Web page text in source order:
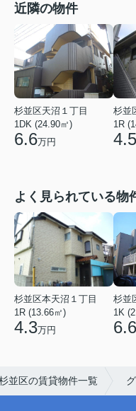
近隣の物件
杉並区天沼１丁目
1DK (24.90㎡)
6.6万円
杉並
1R
4.5
よく見られている物
杉並区本天沼１丁目
1R (13.66㎡)
4.3万円
杉並
1K
6.6
並区の賃貸物件一覧